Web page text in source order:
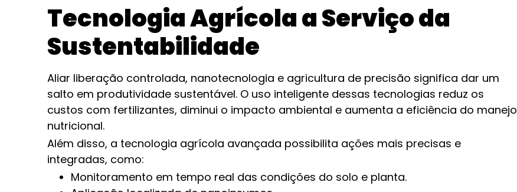
Tecnologia Agrícola a Serviço da
Sustentabilidade
Aliar liberação controlada, nanotecnologia e agricultura de precisão significa dar um
salto em produtividade sustentável. O uso inteligente dessas tecnologias reduz os
custos com fertilizantes, diminui o impacto ambiental e aumenta a eficiência do manejo
nutricional.
Além disso, a tecnologia agrícola avançada possibilita ações mais precisas e
integradas, como:
Monitoramento em tempo real das condições do solo e planta.